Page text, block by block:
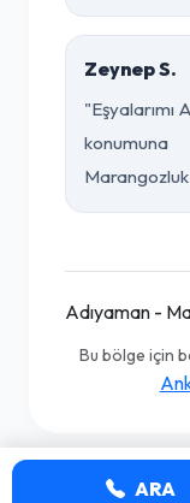
Zeynep S.
"Eşyalarımı
konumuna
Marangozluk
Adıyaman -
Bu bölge için
ARA